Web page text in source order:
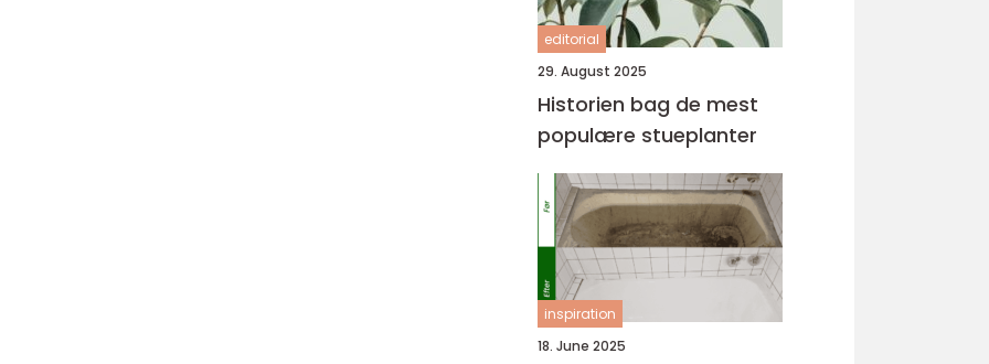
editorial
29. August 2025
Historien bag de mest
populære stueplanter
inspiration
18. June 2025